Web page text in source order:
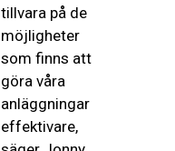
tillvara på de
möjligheter
som finns att
göra våra
anläggningar
effektivare,